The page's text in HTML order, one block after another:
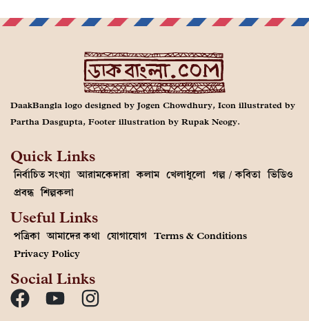
DaakBangla logo designed by Jogen Chowdhury, Icon illustrated by
Partha Dasgupta, Footer illustration by Rupak Neogy.
Quick Links
নির্বাচিত সংখ্যা আরামকেদারা কলাম খেলাধুলো গল্প / কবিতা ভিডিও
প্রবন্ধ শিল্পকলা
Useful Links
পত্রিকা আমাদের কথা যোগাযোগ Terms & Conditions
Privacy Policy
Social Links